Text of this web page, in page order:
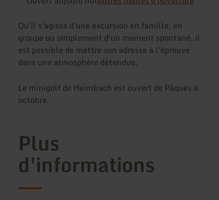
Qu'il s'agisse d'une excursion en famille, en
groupe ou simplement d'un moment spontané, il
est possible de mettre son adresse à l'épreuve
dans une atmosphère détendue.
Le minigolf de Heimbach est ouvert de Pâques à
octobre.
Plus
d'informations